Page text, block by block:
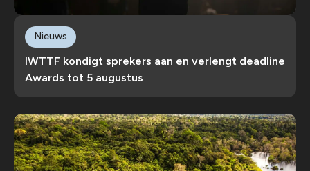
IWTTF kondigt sprekers aan en verlengt deadline
Awards tot 5 augustus
Nieuws